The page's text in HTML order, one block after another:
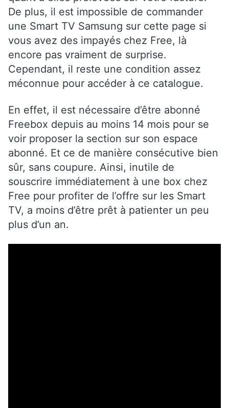
De plus, il est impossible de commander
une Smart TV Samsung sur cette page si
vous avez des impayés chez Free, là
encore pas vraiment de surprise.
Cependant, il reste une condition assez
méconnue pour accéder à ce catalogue.
En effet, il est nécessaire d’être abonné
Freebox depuis au moins 14 mois pour se
voir proposer la section sur son espace
abonné. Et ce de manière consécutive bien
sûr, sans coupure. Ainsi, inutile de
souscrire immédiatement à une box chez
Free pour profiter de l’offre sur les Smart
TV, a moins d’être prêt à patienter un peu
plus d’un an.